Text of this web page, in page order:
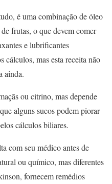
é uma combinação de óleo
frutas, o que devem comer
e lubrificantes
cálculos, mas esta receita não
ainda.
ou citrino, mas depende
alguns sucos podem piorar
cálculos biliares.
com seu médico antes de
ou químico, mas diferentes
fornecem remédios